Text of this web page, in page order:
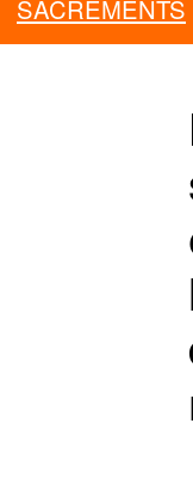
SACREMENTS